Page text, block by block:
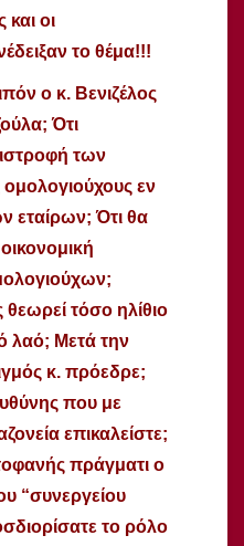
οι
το θέμα!!!
ο κ. Βενιζέλος
Ότι
των
εν
εταίρων; Ότι θα
τόσο ηλίθιο
λαό; Μετά την
κ. πρόεδρε;
που με
επικαλείστε;
πράγματι ο
“συνεργείου
το ρόλο